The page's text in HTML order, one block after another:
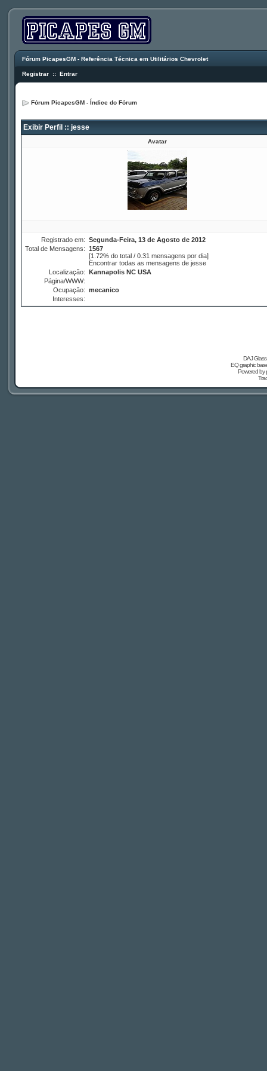
Fórum PicapesGM - Referência Técnica em Utilitários Chevrolet
Registrar :: Entrar
Fórum PicapesGM - Índice do Fórum
Exibir Perfil :: jesse
Avatar
Registrado em: Segunda-Feira, 13 de Agosto de 2012
Total de Mensagens: 1567
[1.72% do total / 0.31 mensagens por dia]
Encontrar todas as mensagens de jesse
Localização: Kannapolis NC USA
Página/WWW:
Ocupação: mecanico
Interesses:
DAJ
EQ graphic
Powered by